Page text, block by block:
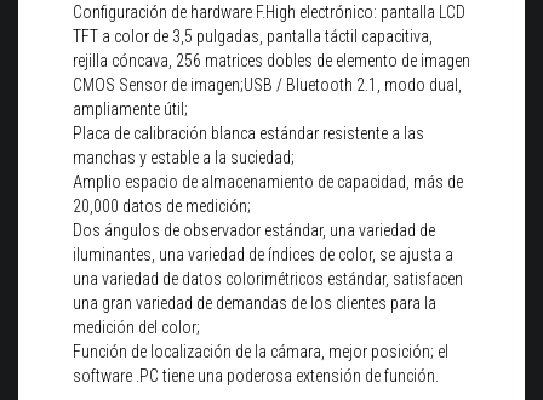
Configuración de hardware F.High electrónico: pantalla LCD
TFT a color de 3,5 pulgadas, pantalla táctil capacitiva,
rejilla cóncava, 256 matrices dobles de elemento de imagen
CMOS Sensor de imagen;USB / Bluetooth 2.1, modo dual,
ampliamente útil;
Placa de calibración blanca estándar resistente a las
manchas y estable a la suciedad;
Amplio espacio de almacenamiento de capacidad, más de
20,000 datos de medición;
Dos ángulos de observador estándar, una variedad de
iluminantes, una variedad de índices de color, se ajusta a
una variedad de datos colorimétricos estándar, satisfacen
una gran variedad de demandas de los clientes para la
medición del color;
Función de localización de la cámara, mejor posición; el
software .PC tiene una poderosa extensión de función.